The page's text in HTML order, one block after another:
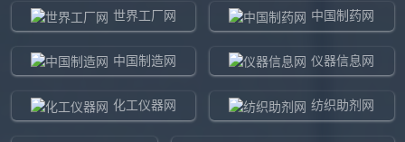
世界工厂网 中国制药网
中国制造网 仪器信息网
化工仪器网 纺织助剂网